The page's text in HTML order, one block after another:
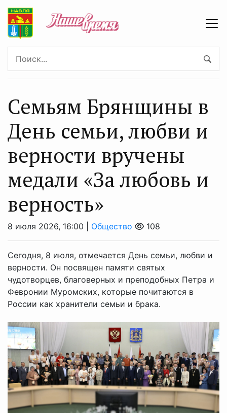
Семьям Брянщины в
День семьи, любви и
верности вручены
медали «За любовь и
верность»
8 июля 2026, 16:00 | Общество 108
Сегодня, 8 июля, отмечается День семьи, любви и
верности. Он посвящен памяти святых
чудотворцев, благоверных и преподобных Петра и
Февронии Муромских, которые почитаются в
России как хранители семьи и брака.